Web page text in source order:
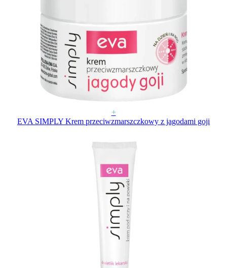
+
EVA SIMPLY Krem przeciwzmarszczkowy z jagodami goji